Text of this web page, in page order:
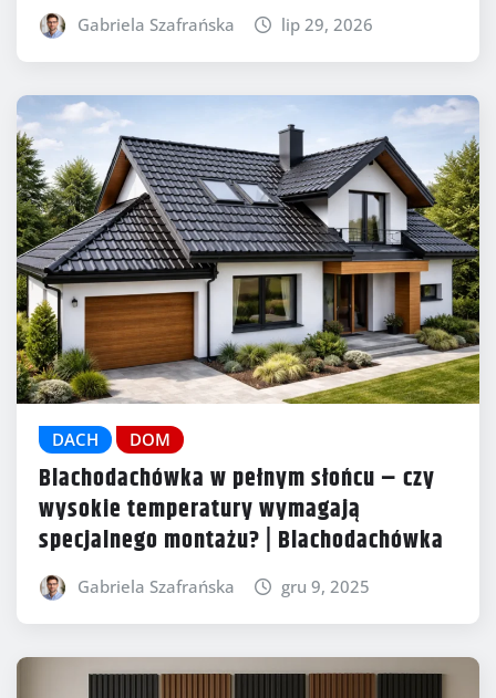
Gabriela Szafrańska lip 29, 2026
DACH DOM
Blachodachówka w pełnym słońcu – czy
wysokie temperatury wymagają
specjalnego montażu? | Blachodachówka
Gabriela Szafrańska gru 9, 2025